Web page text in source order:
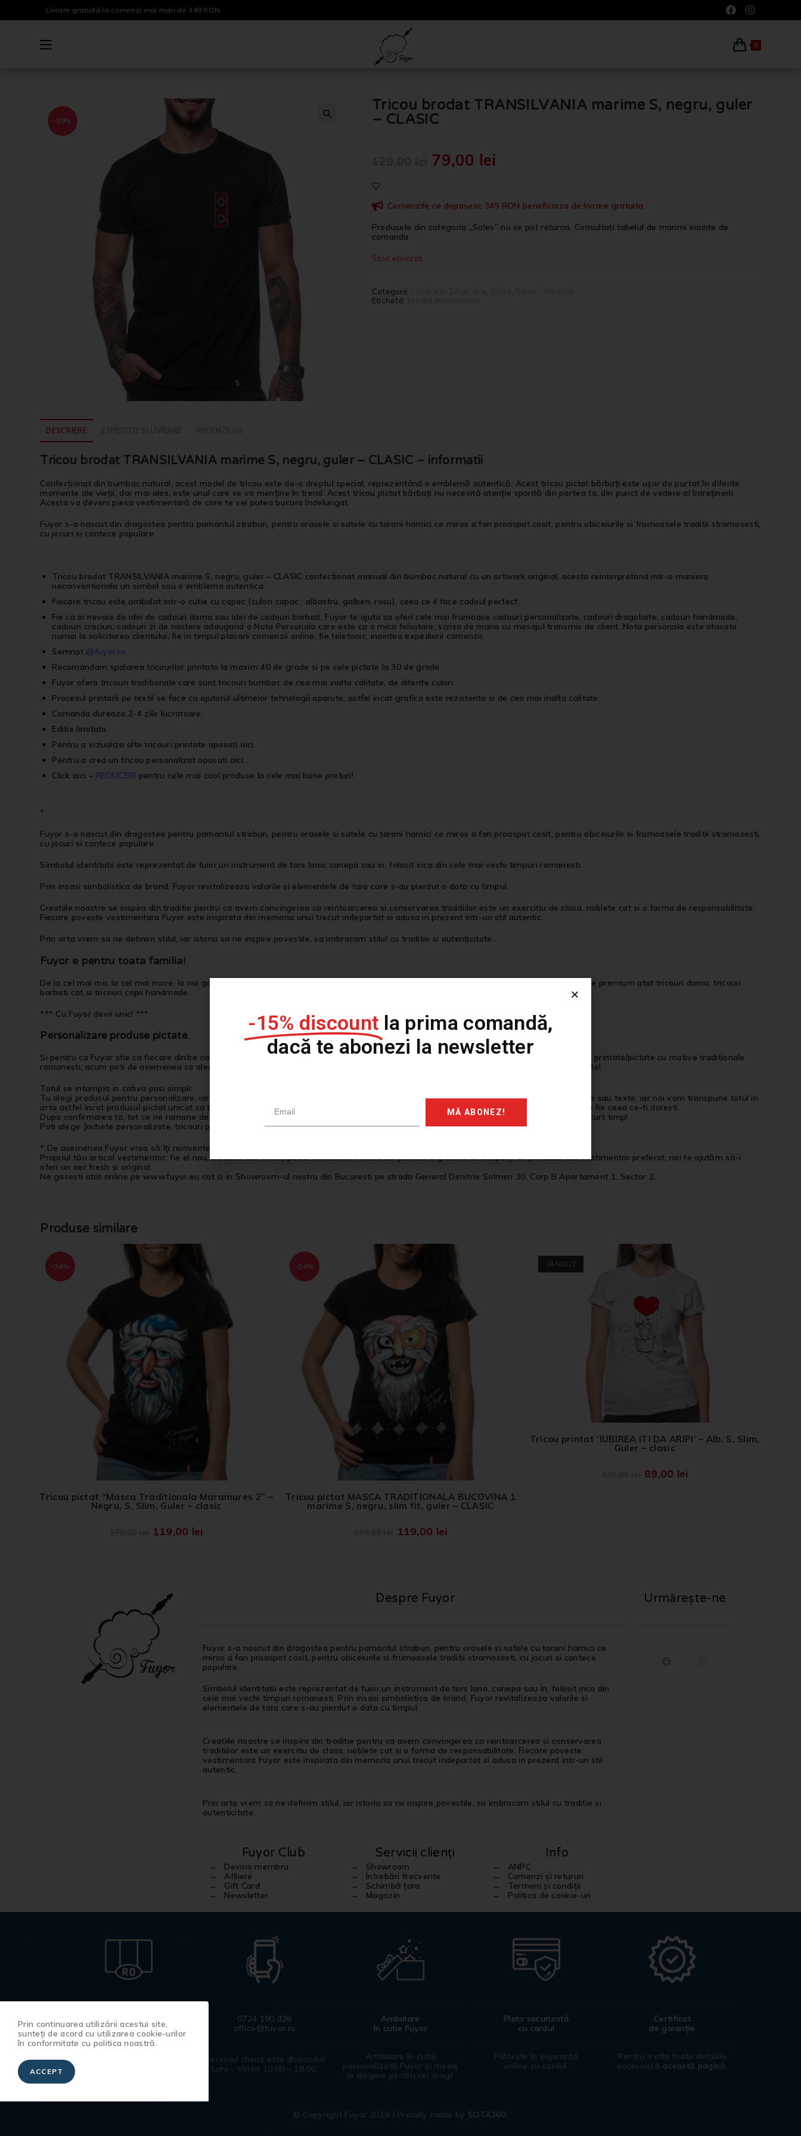
Livrare gratuită la comenzi mai mari de 349 RON.
0
-39%
Tricou brodat TRANSILVANIA marime S, negru, guler
– CLASIC
79,00 lei
Comenzile ce depasesc 349 RON beneficiaza de livrare gratuita.
Produsele din categoria „Sales” nu se pot returna. Consultati tabelul de marimi inainte de
comanda.
Stoc epuizat
Categorii: , ,
Etichetă:
DESCRIERE
Tricou brodat TRANSILVANIA marime S, negru, guler – CLASIC – informatii
Confecționat din bumbac natural, acest model de tricou este de-a dreptul special, reprezentând o emblemă autentică. Acest tricou pictat bărbați este ușor de purtat în diferite
momente ale vieții, dar mai ales, este unul care se va menține în trend. Acest tricou pictat bărbați nu necesită atenție sporită din partea ta, din punct de vedere al întreținerii.
Acesta va deveni piesa vestimentară de care te vei putea bucura îndelungat.
Fuyor s-a nascut din dragostea pentru pamantul strabun, pentru orasele si satele cu tarani harnici ce miros a fan proaspat cosit, pentru obiceiurile si frumoasele traditii stramosesti,
cu jocuri si cantece populare.
Tricou brodat TRANSILVANIA marime S, negru, guler – CLASIC confectionat manual din bumbac natural cu un artwork original, acesta reinterpretand intr-o maniera
neconventionala un simbol sau o emblema autentica.
Fiecare tricou este ambalat intr-o cutie cu capac (culori capac : albastru, galben, rosu), ceea ce il face cadoul perfect.
Fie ca ai nevoie de idei de cadouri dama sau idei de cadouri barbati, Fuyor te ajuta sa oferi cele mai frumoase cadouri personalizate, cadouri dragobete, cadouri handmade,
cadouri craciun, cadouri zi de nastere adaugand o Nota Personala care este ca o mica felicitare, scrisa de mana cu mesajul transmis de client. Nota personala este atasata
numai la solicitarea clientului, fie in timpul plasarii comenzii online, fie telefonic, inaintea expedierii comenzii.
Semnat @fuyor.ro
Recomandam spalarea tricourilor printate la maxim 40 de grade si pe cele pictate la 30 de grade.
Fuyor ofera tricouri traditionale care sunt tricouri bumbac de cea mai inalta calitate, de diferite culori
Procesul printarii pe textil se face cu ajutorul ultimelor tehnologii aparute, astfel incat grafica este rezistenta si de cea mai inalta calitate.
Comanda dureaza 2-4 zile lucratoare.
Editie limitata.
Pentru a vizualiza altetricouri printate apasati aici.
Pentru a crea untricou personalizat apasati aici.
Click aici – REDUCERI pentru cele mai cool produse la cele mai bune preturi!
*
Fuyor s-a nascut din dragostea pentru pamantul strabun, pentru orasele si satele cu tarani harnici ce miros a fan proaspat cosit, pentru obiceiurile si frumoasele traditii stramosesti,
cu jocuri si cantece populare.
Simbolul identitatii este reprezentat de fuior,un instrument de tors lana, canepa sau in, folosit inca din cele mai vechi timpuri romanesti.
Prin insasi simbolistica de brand, Fuyor revitalizeaza valorile si elementele de tara care s-au pierdut o data cu timpul.
Creatiile noastre se inspira din traditie pentru ca avem convingerea ca reintoarcerea si conservarea traditiilor este un exercitiu de clasa, noblete cat si o forma de responsabilitate.
Fiecare poveste vestimentara Fuyor este inspirata din memoria unui trecut indepartat si adusa in prezent intr-un stil autentic.
Prin arta vrem sa ne definim stilul, iar istoria sa ne inspire povestile, sa imbracam stilul cu traditie si autenticitate.
Fuyor e pentru toata familia!
De la cel mai mic la cel mai mare, la noi gasesti tricouri personalizate, tricouri printate sau tricouri pictate de diferite culori, bumbac calitate premium atat tricouri dama, tricouri
barbati cat si tricouri copii handmade.
*** Cu Fuyor devii unic! ***
Personalizare produse pictate.
Si pentru ca Fuyor stie ca fiecare dintre noi este Unic si stilul este arta exprimarii a ceea ce nu putem rosti prin cuvinte, pe langa tricourile printate/pictate cu motive traditionale
romanesti, acum poti de asemenea sa alegi produsul care te reprezintă, iar noi il vom personaliza pentru ca tu sa ai o vestimentatie aparte!
Totul se intampla in cativa pasi simpli:
Tu alegi produsul pentru personalizare, iar noi il vom transforma intr-un mod potrivit stilului tau! Prezinta-ne ideile tale ce pot include poze sau texte, iar noi vom transpune totul in
arta astfel incat produsul pictat unicat sa te reprezinte. In cel mai scurt timp vei fi contactat pentru a ne ghida astfel incat produsul tau sa fie ceea ce-ti doresti.
Dupa confirmarea ta, tot ce ne ramane de facut e ca produsul tau sa prinda viata si sa il trimitem catre tine sa te bucuri de el in cel mai scurt timp!
Poti alege Jachete personalizate, tricouri personalizate, sapca personalizata, bluza tip sweatshirt, hanorac bumbac, vesta personalizata.
* De asemenea Fuyor vrea să îți reinventeze garderoba!
Propriul tău articol vestimentar, fie el nou, fie uzat sau vechi, poate fi reînnoit. Pentru că știm că e greu să te desparți de produsul tău vestimentar preferat, noi te ajutăm să-i
oferi un aer fresh și original.
Ne gasesti atat online pe www.fuyor.eu cat si in Showroom-ul nostru din Bucuresti pe strada General Dimitrie Salmen 30, Corp B Apartament 1, Sector 2.
Produse similare
-34%
Tricou pictat “Masca Traditionala Maramures 2” –
Negru, S, Slim, Guler – clasic
119,00 lei
-34%
Tricou pictat MASCA TRADITIONALA BUCOVINA 1
marime S, negru, slim fit, guler – CLASIC
119,00 lei
VÂNDUT
Tricou printat ‘IUBIREA ITI DA ARIPI’ – Alb, S, Slim,
Guler – clasic
89,00 lei
Despre Fuyor
Fuyor s-a nascut din dragostea pentru pamantul strabun, pentru orasele si satele cu tarani harnici ce
miros a fan proaspat cosit, pentru obiceiurile si frumoasele traditii stramosesti, cu jocuri si cantece
populare.
Simbolul identitatii este reprezentat de fuior,un instrument de tors lana, canepa sau in, folosit inca din
cele mai vechi timpuri romanesti. Prin insasi simbolistica de brand, Fuyor revitalizeaza valorile si
elementele de tara care s-au pierdut o data cu timpul.
Creatiile noastre se inspira din traditie pentru ca avem convingerea ca reintoarcerea si conservarea
traditiilor este un exercitiu de clasa, noblete cat si o forma de responsabilitate. Fiecare poveste
vestimentara Fuyor este inspirata din memoria unui trecut indepartat si adusa in prezent intr-un stil
autentic.
Prin arta vrem sa ne definim stilul, iar istoria sa ne inspire povestile, sa imbracam stilul cu traditie si
autenticitate.
Fuyor Club
Devino membru
Afiliere
Gift Card
Newsletter
Servicii clienți
Showroom
Întrebări frecvente
Schimbă țara
Magazin
Info
ANPC
Comenzi și retururi
Termeni și condiții
Politica de cookie-uri
Urmărește-ne
Produse
100% românești
manufacturate de către artiștii
0724 190 336
office@fuyor.ro
Serviciul clienți este disponibil
Luni – Vineri 10.00 – 18.00.
Ambalare
în cutie Fuyor
Ambalare în cutie
personalizată Fuyor și mesaj
la alegere pentru cei dragi.
Plata securizată
cu cardul
Plătește în siguranță
online cu cardul.
Certificat
de garanție
Pentru a afla toate detaliile
accesează această pagină.
© Copyright Fuyor 2019 | Proudly made by SOTA360.
Prin continuarea utilizării acestui site,
sunteți de acord cu utilizarea cookie-urilor
în conformitate cu politica noastră.
ACCEPT
-15% discount la prima comandă,
dacă te abonezi la newsletter
MĂ ABONEZ!